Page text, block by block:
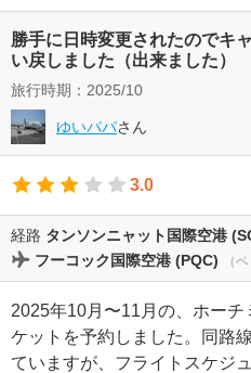
勝手に日時変更されたのでキ
い戻しました（出来ました）
旅行時期： 2025/10
ゆいパパさん
3.0
経路 タンソンニャット国際空港
フーコック国際空港 (PQC) （
2025年10月〜11月の、ホー
ケットを予約しました。同路
ていますが、フライトスケジ